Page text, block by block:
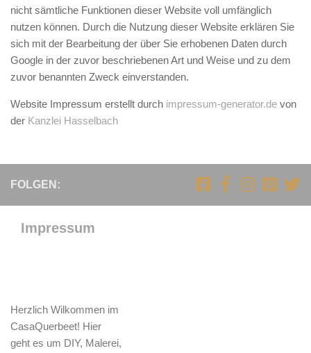
nicht sämtliche Funktionen dieser Website voll umfänglich
nutzen können. Durch die Nutzung dieser Website erklären Sie
sich mit der Bearbeitung der über Sie erhobenen Daten durch
Google in der zuvor beschriebenen Art und Weise und zu dem
zuvor benannten Zweck einverstanden.
Website Impressum erstellt durch impressum-generator.de von
der Kanzlei Hasselbach
FOLGEN:
Impressum
Herzlich Wilkommen im
CasaQuerbeet! Hier
geht es um DIY, Malerei,